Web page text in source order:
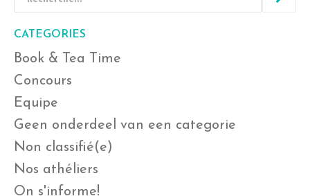
CATEGORIES
Book & Tea Time
Concours
Equipe
Geen onderdeel van een categorie
Non classifié(e)
Nos athéliers
On s'informe!